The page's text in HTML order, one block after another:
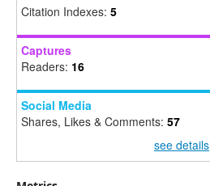
Citation Indexes: 5
Captures
Readers: 16
Social Media
Shares, Likes & Comments: 57
see details